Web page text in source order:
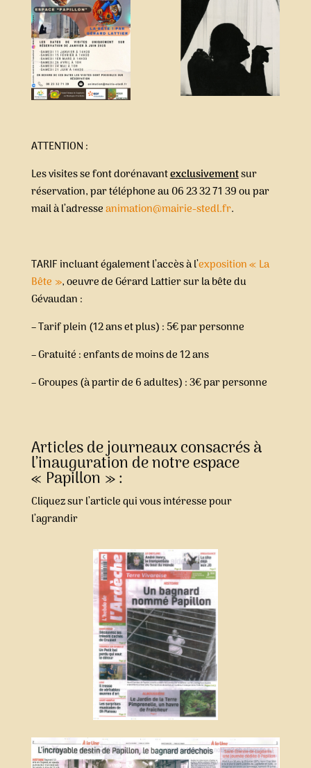
ATTENTION :
Les visites se font dorénavantexclusivementsur
réservation, par téléphone au 06 23 32 71 39 ou par
mail à l’adresseanimation@mairie-stedl.fr.
TARIF incluant également l’accès à l’exposition « La
Bête », oeuvre de Gérard Lattier sur la bête du
Gévaudan :
– Tarif plein (12 ans et plus) : 5€ par personne
– Gratuité : enfants de moins de 12 ans
– Groupes (à partir de 6 adultes) : 3€ par personne
Articles de journeaux consacrés à
l’inauguration de notre espace
« Papillon » :
Cliquez sur l’article qui vous intéresse pour
l’agrandir